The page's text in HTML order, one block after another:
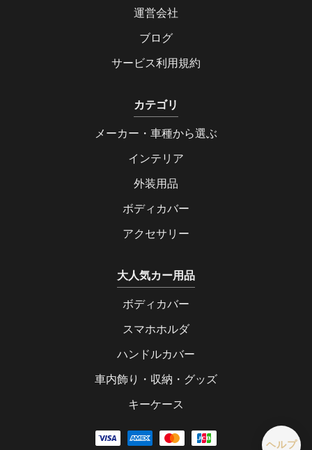
運営会社
ブログ
サービス利用規約
カテゴリ
メーカー・車種から選ぶ
インテリア
外装用品
ボディカバー
アクセサリー
大人気カー用品
ボディカバー
スマホホルダ
ハンドルカバー
車内飾り・収納・グッズ
キーケース
ヘルプ